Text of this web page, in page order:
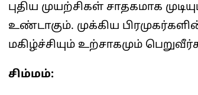
புதிய முயற்சிகள் சாதகமாக
உண்டாகும். முக்கிய
மகிழ்ச்சியும் உற்சாகமும்
சிம்மம்: